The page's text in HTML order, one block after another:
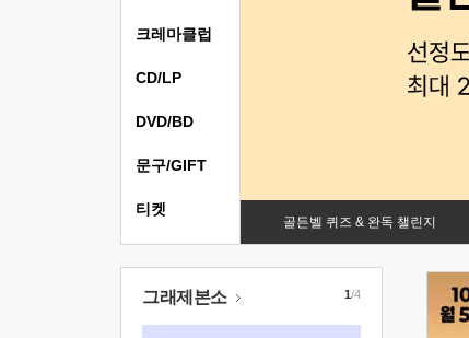
골든벨 퀴즈 & 완독 챌린지
크레마클럽
CD/LP
DVD/BD
문구/GIFT
티켓
그래제본소 1/4